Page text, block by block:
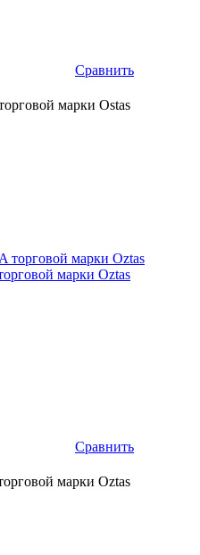
Сравнить
марки Ostas
марки Оztas
Сравнить
марки Оztas